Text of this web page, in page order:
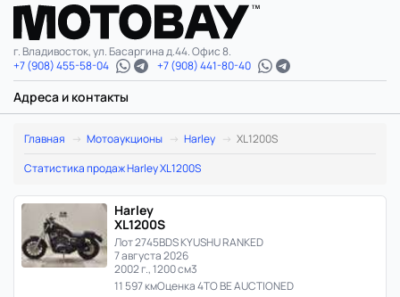
г. Владивосток, ул. Басаргина д.44. Офис 8.
+7 (908) 455-58-04
+7 (908) 441-80-40
Адреса и контакты
Harley
XL1200S:
лоты
в
Японии
Главная Мотоаукционы Harley
XL1200S
Статистика продаж Harley XL1200S
Harley
XL1200S
Лот 2745BDS KYUSHU RANKED
7 августа 2026
2002 г., 1200 см3
11 597 кмОценка 4TO BE AUCTIONED